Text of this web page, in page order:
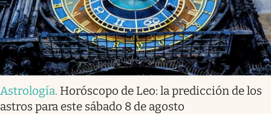
Astrología. Horóscopo de Leo: la predicción de los
astros para este sábado 8 de agosto